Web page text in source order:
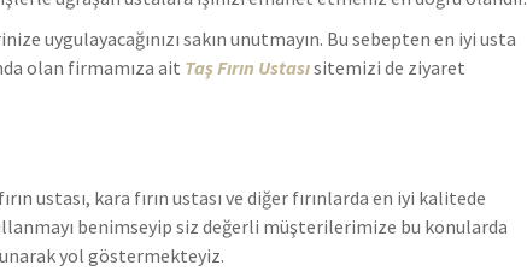
uygulayacağınızı sakın unutmayın. Bu sebepten en iyi usta
olan firmamıza ait Taş Fırın Ustasısitemizi de ziyaret
ustası, kara fırın ustası ve diğer fırınlarda en iyi kalitede
benimseyip siz değerli müşterilerimize bu konularda
yol göstermekteyiz.